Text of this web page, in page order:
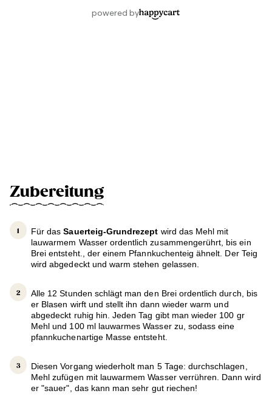
Zubereitung
Für dasSauerteig-Grundrezept wird das Mehl mit
lauwarmem Wasser ordentlich zusammengerührt, bis ein
Brei entsteht., der einem Pfannkuchenteig ähnelt. Der Teig
wird abgedeckt und warm stehen gelassen.
Alle 12 Stunden schlägt man den Brei ordentlich durch, bis
er Blasen wirft und stellt ihn dann wieder warm und
abgedeckt ruhig hin. Jeden Tag gibt man wieder 100 gr
Mehl und 100 ml lauwarmes Wasser zu, sodass eine
pfannkuchenartige Masse entsteht.
Diesen Vorgang wiederholt man 5 Tage: durchschlagen,
Mehl zufügen mit lauwarmem Wasser verrühren. Dann wird
er "sauer", das kann man sehr gut riechen!